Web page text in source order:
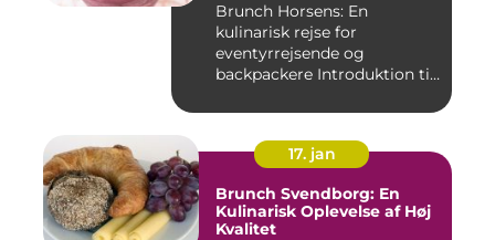
Brunch Horsens: En
kulinarisk rejse for
eventyrrejsende og
backpackere Introduktion til
17. jan
Brunch Svendborg: En
Kulinarisk Oplevelse af Høj
Kvalitet